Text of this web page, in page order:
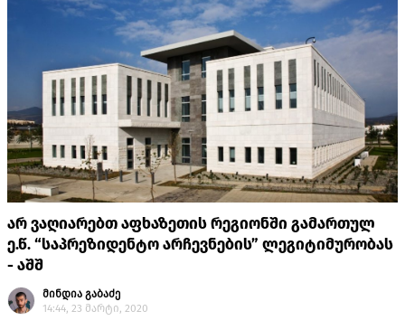
არ ვაღიარებთ აფხაზეთის რეგიონში გამართულ
ე.წ. “საპრეზიდენტო არჩევნების” ლეგიტიმურობას
- აშშ
მინდია გაბაძე
14:44, 23 მარტი, 2020